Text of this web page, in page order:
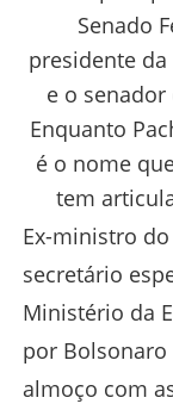
Senado
presidente da
e o senador
Enquanto
é o nome
tem
Ex-ministro
secretário
Ministério da
por
almoço com